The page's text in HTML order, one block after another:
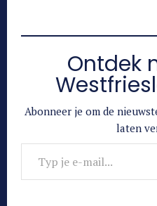
Ontdek
Abonneer je om de
laten
Typ je e-mail...